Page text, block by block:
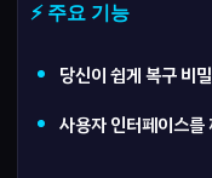
⚡ 주요 기능
당신이 쉽게 복구 비
사용자 인터페이스를